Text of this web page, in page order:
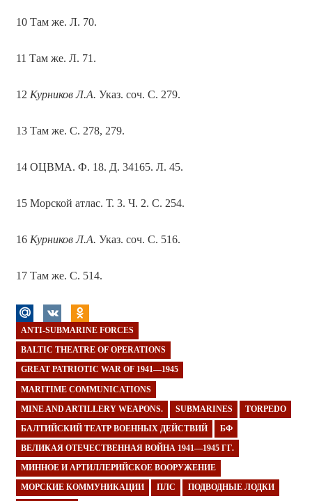
10 Там же. Л. 70.
11 Там же. Л. 71.
12 Курников Л.А. Указ. соч. С. 279.
13 Там же. С. 278, 279.
14 ОЦВМА. Ф. 18. Д. 34165. Л. 45.
15 Морской атлас. Т. 3. Ч. 2. С. 254.
16 Курников Л.А. Указ. соч. С. 516.
17 Там же. С. 514.
ANTI-SUBMARINE FORCES
BALTIC THEATRE OF OPERATIONS
GREAT PATRIOTIC WAR OF 1941—1945
MARITIME COMMUNICATIONS
MINE AND ARTILLERY WEAPONS. SUBMARINES TORPEDO
БАЛТИЙСКИЙ ТЕАТР ВОЕННЫХ ДЕЙСТВИЙ БФ
ВЕЛИКАЯ ОТЕЧЕСТВЕННАЯ ВОЙНА 1941—1945 ГГ.
МИННОЕ И АРТИЛЛЕРИЙСКОЕ ВООРУЖЕНИЕ
МОРСКИЕ КОММУНИКАЦИИ ПЛС ПОДВОДНЫЕ ЛОДКИ